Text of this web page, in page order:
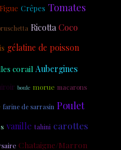
Figue Crêpes Tomates
Ricotta Coco
gélatine de poisson
corail Aubergines
boule morue macarons
farine de sarrasin Poulet
vanille tahini carottes
Chataigne/Marron